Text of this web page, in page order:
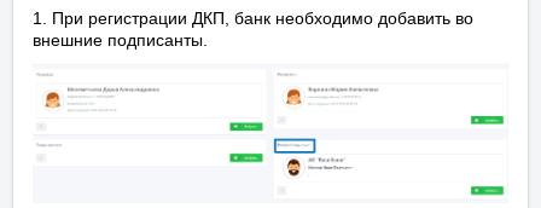
1. При регистрации ДКП, банк необходимо добавить во
внешние подписанты.